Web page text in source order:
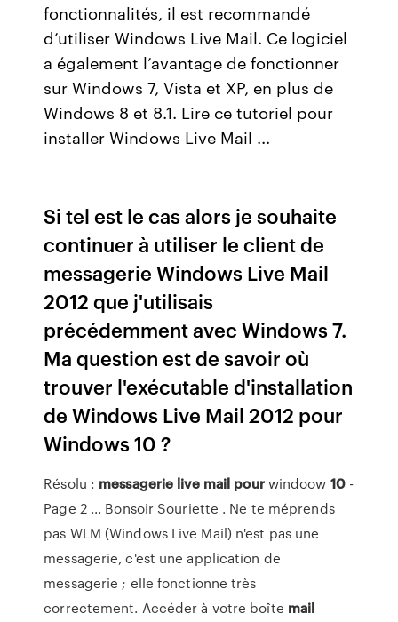
fonctionnalités, il est recommandé
d’utiliser Windows Live Mail. Ce logiciel
a également l’avantage de fonctionner
sur Windows 7, Vista et XP, en plus de
Windows 8 et 8.1. Lire ce tutoriel pour
installer Windows Live Mail ...
Si tel est le cas alors je souhaite
continuer à utiliser le client de
messagerie Windows Live Mail
2012 que j'utilisais
précédemment avec Windows 7.
Ma question est de savoir où
trouver l'exécutable d'installation
de Windows Live Mail 2012 pour
Windows 10 ?
Résolu : messagerie live mail pourwindoow 10-
Page 2 ... Bonsoir Souriette . Ne te méprends
pas WLM (Windows Live Mail) n'est pas une
messagerie, c'est une application de
messagerie ; elle fonctionne très
correctement. Accéder à votre boîte mail